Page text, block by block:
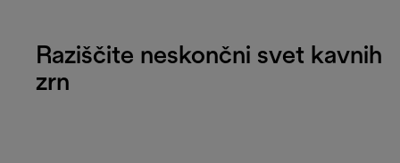
Raziščite neskončni svet kavnih
zrn